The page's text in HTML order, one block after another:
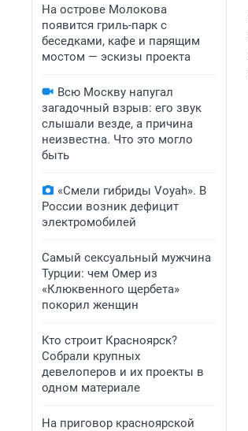
На острове Молокова
появится гриль-парк с
беседками, кафе и парящим
мостом — эскизы проекта
Всю Москву напугал
загадочный взрыв: его звук
слышали везде, а причина
неизвестна. Что это могло
быть
«Смели гибриды Voyah». В
России возник дефицит
электромобилей
Самый сексуальный мужчина
Турции: чем Омер из
«Клюквенного щербета»
покорил женщин
Кто строит Красноярск?
Собрали крупных
девелоперов и их проекты в
одном материале
На приговор красноярской